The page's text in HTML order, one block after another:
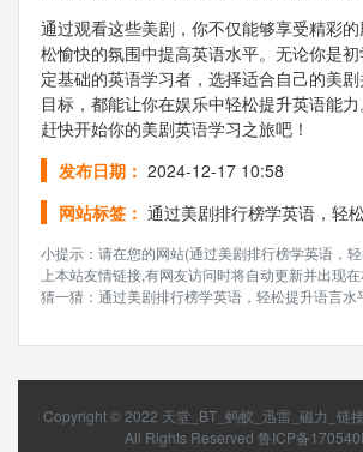
通过观看这些美剧，你不仅能够享受精彩
松愉快的氛围中提高英语水平。无论你是
定基础的英语学习者，选择适合自己的美
目标，都能让你在娱乐中轻松提升英语能力
赶快开始你的美剧英语学习之旅吧！
发布日期： 2024-12-17 10:58
网站标签： 通过美剧排行榜学英语，轻
小提示：请在您的网站(通过美剧排行榜学英语，
上本站友情链接,有网友访问时将自动更新并出现在
猜一猜：通过美剧排行榜学英语，轻松提升语言水
Copyright © 2022 天堂_BT_蚂蚁_迅雷_磁力_链
All Rights Reserved 鲁ICP备